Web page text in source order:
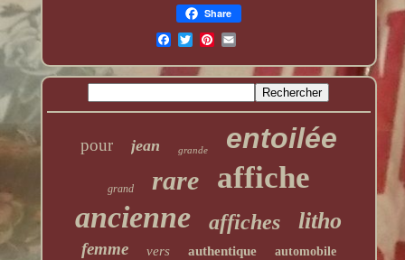
Share
pour jean grande entoilée
grand rare affiche
ancienne affiches litho
femme vers authentique automobile